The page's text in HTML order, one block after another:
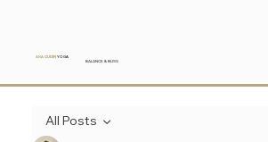
ANA CUDIN YOGA
BALANCE & BLISS
All Posts